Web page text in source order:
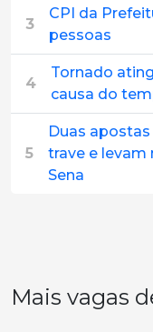
3
CPI da
pessoas
4
Tornado
causa do
5
Duas
trave e levam
Sena
Mais vagas